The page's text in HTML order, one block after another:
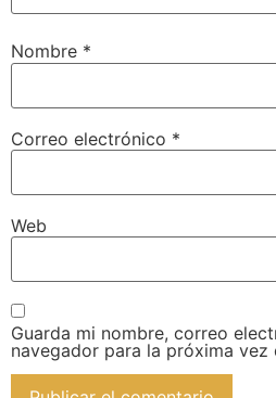
Nombre *
Correo electrónico *
Web
Guarda mi nombre, correo
navegador para la próxima vez